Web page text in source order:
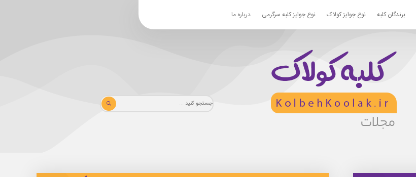
برندگان کلبه نوع جوایز کولاک نوع جوایز کلبه سرگرمی درباره ما